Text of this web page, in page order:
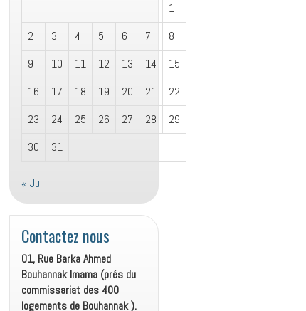
1
2
3 4 5 6 7
8
9
10 11 12 13 14
15
16
17 18 19 20 21
22
23
24 25 26 27 28
29
30
31
« Juil
Contactez nous
01, Rue Barka Ahmed
Bouhannak Imama (prés du
commissariat des 400
logements de Bouhannak ).